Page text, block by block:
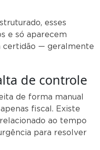
esses
e só aparecem
certidão — geralmente
de controle
de forma manual
fiscal. Existe
ao tempo
para resolver